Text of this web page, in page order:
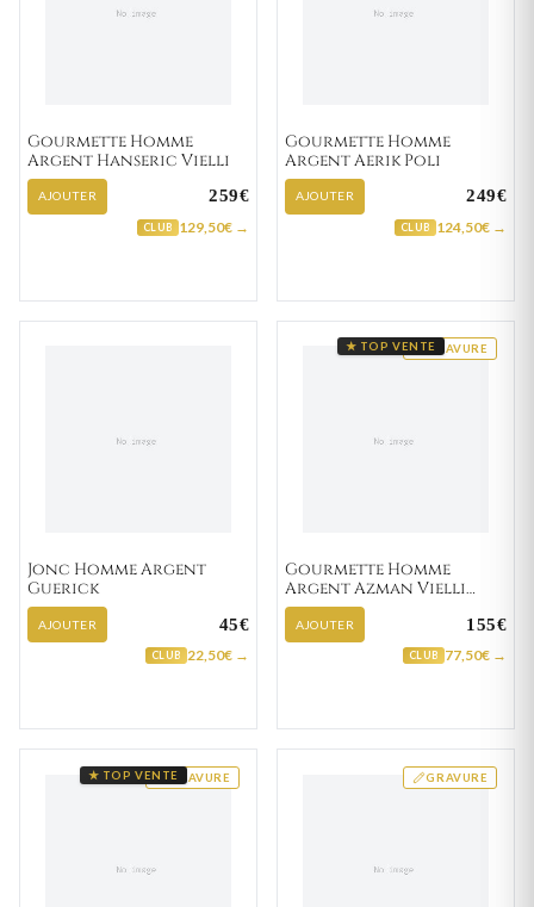
Gourmette Homme
Argent Hanseric Vielli
AJOUTER 259€
CLUB 129,50€ →
Gourmette Homme
Argent Aerik Poli
AJOUTER 249€
CLUB 124,50€ →
Jonc Homme Argent
Guerick
AJOUTER 45€
CLUB 22,50€ →
GRAVURE
★ TOP VENTE
Gourmette Homme
Argent Azman Vielli
figaro
AJOUTER 155€
CLUB 77,50€ →
GRAVURE
★ TOP VENTE GRAVURE